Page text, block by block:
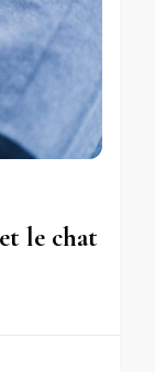
le chat